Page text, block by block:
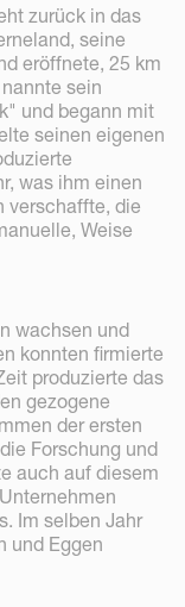
zurück in das
seine
eröffnete, 25 km
sein
und begann mit
seinen eigenen
was ihm einen
verschaffte, die
Weise
wachsen und
konnten firmierte
produzierte das
gezogene
der ersten
Forschung und
auch auf diesem
Im selben Jahr
und Eggen